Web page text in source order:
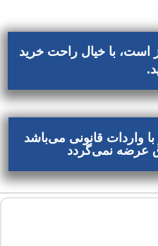
است، با خیال راحت خرید
واردات قانونی می‌باشد
عرضه نمی‌گردد